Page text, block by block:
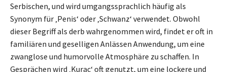
Serbischen, und wird umgangssprachlich häufig als
Synonym für ‚Penis‘ oder ‚Schwanz‘ verwendet. Obwohl
dieser Begriff als derb wahrgenommen wird, findet er oft in
familiären und geselligen Anlässen Anwendung, um eine
zwanglose und humorvolle Atmosphäre zu schaffen. In
Gesprächen wird ‚Kurac‘ oft genutzt, um eine lockere und